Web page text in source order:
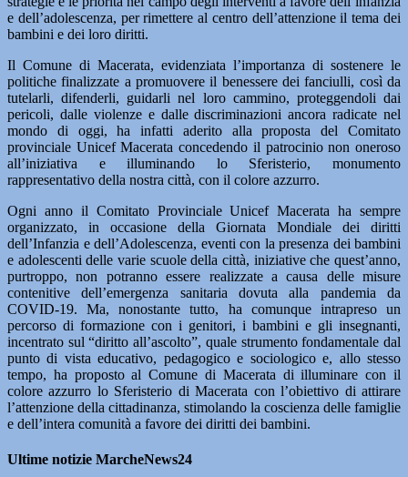
e dell’adolescenza, per rimettere al centro dell’attenzione il tema dei
bambini e dei loro diritti.
Il Comune di Macerata, evidenziata l’importanza di sostenere le
politiche finalizzate a promuovere il benessere dei fanciulli, così da
tutelarli, difenderli, guidarli nel loro cammino, proteggendoli dai
pericoli, dalle violenze e dalle discriminazioni ancora radicate nel
mondo di oggi, ha infatti aderito alla proposta del Comitato
provinciale Unicef Macerata concedendo il patrocinio non oneroso
all’iniziativa e illuminando lo Sferisterio, monumento
rappresentativo della nostra città, con il colore azzurro.
Ogni anno il Comitato Provinciale Unicef Macerata ha sempre
organizzato, in occasione della Giornata Mondiale dei diritti
dell’Infanzia e dell’Adolescenza, eventi con la presenza dei bambini
e adolescenti delle varie scuole della città, iniziative che quest’anno,
purtroppo, non potranno essere realizzate a causa delle misure
contenitive dell’emergenza sanitaria dovuta alla pandemia da
COVID-19. Ma, nonostante tutto, ha comunque intrapreso un
percorso di formazione con i genitori, i bambini e gli insegnanti,
incentrato sul “diritto all’ascolto”, quale strumento fondamentale dal
punto di vista educativo, pedagogico e sociologico e, allo stesso
tempo, ha proposto al Comune di Macerata di illuminare con il
colore azzurro lo Sferisterio di Macerata con l’obiettivo di attirare
l’attenzione della cittadinanza, stimolando la coscienza delle famiglie
e dell’intera comunità a favore dei diritti dei bambini.
Ultime notizie MarcheNews24